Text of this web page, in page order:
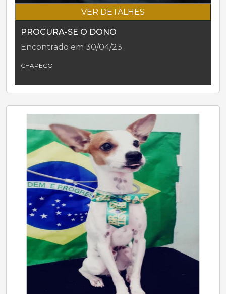
VER DETALHES
PROCURA-SE O DONO
Encontrado em 30/04/23
CHAPECO